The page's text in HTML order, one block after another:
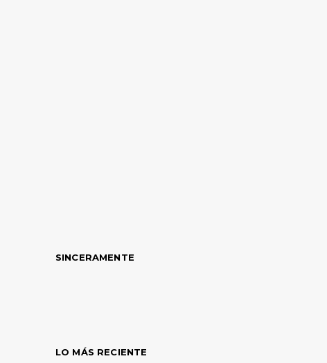
SINCERAMENTE
LO MÁS RECIENTE